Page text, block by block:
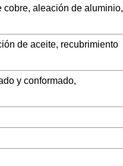
cobre, aleación de aluminio,
de aceite, recubrimiento
y conformado,